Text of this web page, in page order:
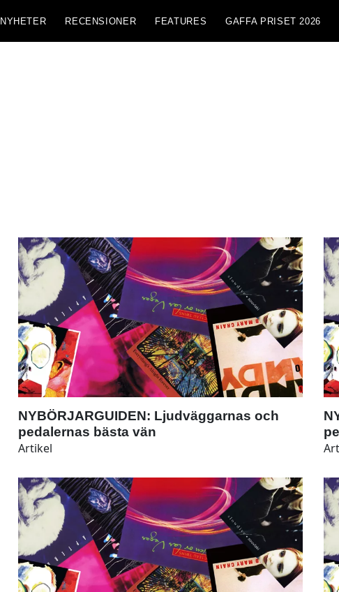
NYHETER RECENSIONER FEATURES GAFFA PRISET 2026
NYBÖRJARGUIDEN: Ljudväggarnas och
pedalernas bästa vän
Artikel